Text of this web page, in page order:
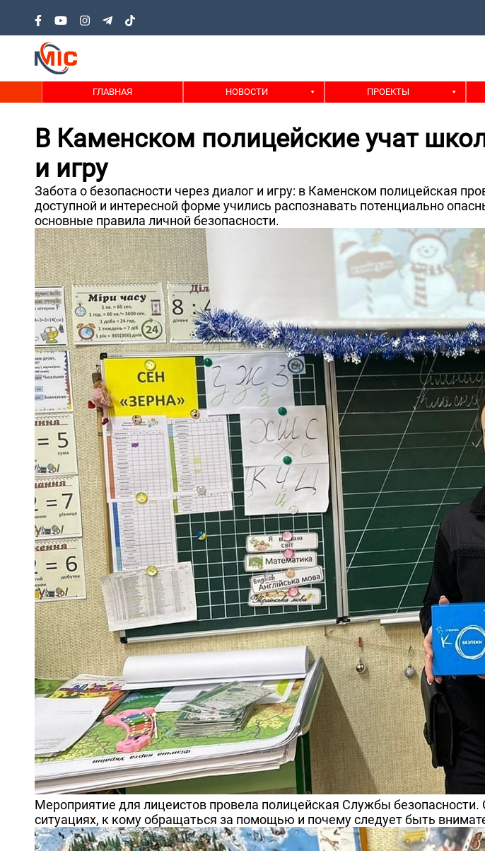
ГЛАВНАЯ НОВОСТИ ПРОЕКТЫ
В Каменском полицейские учат
и игру
Забота о безопасности через диалог и игру: в Каменском полицейская
доступной и интересной форме учились распознавать потенциально
основные правила личной безопасности.
Мероприятие для лицеистов провела полицейская Службы
ситуациях, к кому обращаться за помощью и почему следует быть